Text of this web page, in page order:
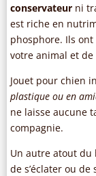
conservateur ni
est riche en
phosphore. Ils
votre animal et de
Jouet pour chien
plastique ou en
ne laisse aucune
compagnie.
Un autre atout du
de s’éclater ou de